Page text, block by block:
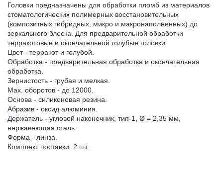
Головки предназначены для обработки пломб из материалов
стоматологических полимерных восстановительных
(композитных гибридных, микро и макронаполненных) до
зеркального блеска. Для предварительной обработки
терракотовые и окончательной голубые головки.
Цвет - терракот и голубой.
Обработка - предварительная обработка и окончательная
обработка.
Зернистость - грубая и мелкая.
Max. оборотов - до 12000.
Основа - силиконовая резина.
Абразив - оксид алюминия.
Держатель - угловой наконечник, тип-1, Ø = 2,35 мм,
нержавеющая сталь.
Форма - линза.
Комплект поставки: 2 шт.